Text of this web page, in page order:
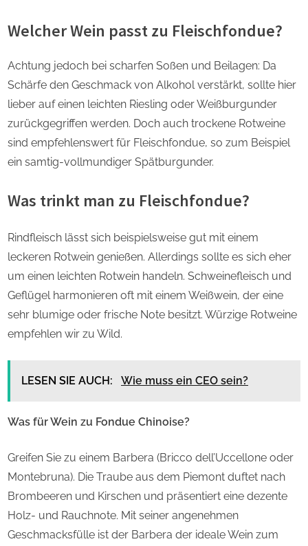
Welcher Wein passt zu Fleischfondue?
Achtung jedoch bei scharfen Soßen und Beilagen: Da
Schärfe den Geschmack von Alkohol verstärkt, sollte hier
lieber auf einen leichten Riesling oder Weißburgunder
zurückgegriffen werden. Doch auch trockene Rotweine
sind empfehlenswert für Fleischfondue, so zum Beispiel
ein samtig-vollmundiger Spätburgunder.
Was trinkt man zu Fleischfondue?
Rindfleisch lässt sich beispielsweise gut mit einem
leckeren Rotwein genießen. Allerdings sollte es sich eher
um einen leichten Rotwein handeln. Schweinefleisch und
Geflügel harmonieren oft mit einem Weißwein, der eine
sehr blumige oder frische Note besitzt. Würzige Rotweine
empfehlen wir zu Wild.
LESEN SIE AUCH: Wie muss ein CEO sein?
Was für Wein zu Fondue Chinoise?
Greifen Sie zu einem Barbera (Bricco dell’Uccellone oder
Montebruna). Die Traube aus dem Piemont duftet nach
Brombeeren und Kirschen und präsentiert eine dezente
Holz- und Rauchnote. Mit seiner angenehmen
Geschmacksfülle ist der Barbera der ideale Wein zum